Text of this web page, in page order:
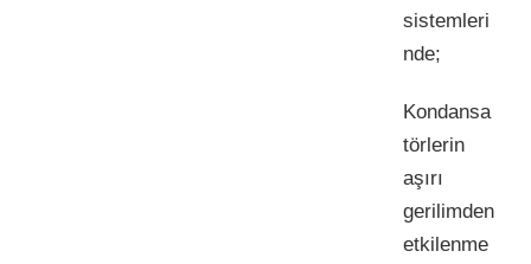
sistemleri
nde;
Kondansa
törlerin
aşırı
gerilimden
etkilenme